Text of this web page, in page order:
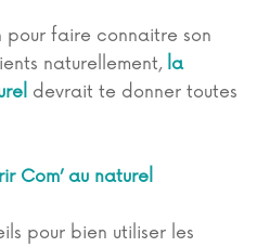
pour faire connaitre son
naturellement, la
devrait te donner toutes
Com’ au naturel
pour bien utiliser les